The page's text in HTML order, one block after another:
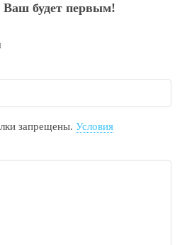
Ваш будет первым!
запрещены.Условия